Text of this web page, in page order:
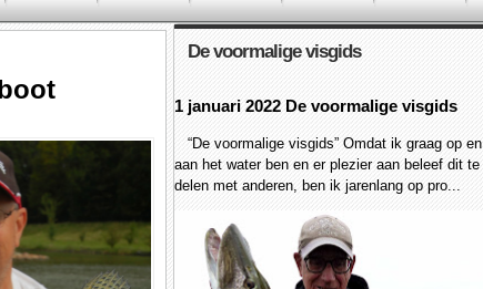
De voormalige visgids
1 januari 2022 De voormalige visgids
“De voormalige visgids” Omdat ik graag op en
aan het water ben en er plezier aan beleef dit te
delen met anderen, ben ik jarenlang op pro...